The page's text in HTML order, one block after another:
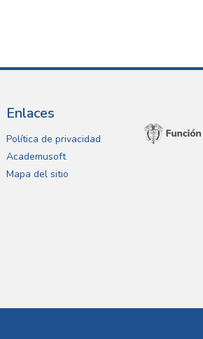
Enlaces
Política de privacidad
Academusoft
Mapa del sitio